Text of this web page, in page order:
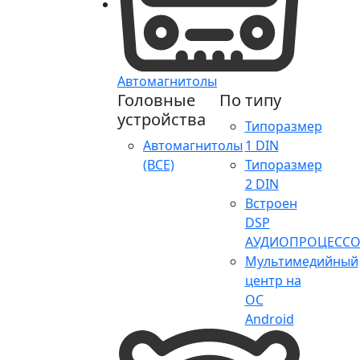
Автомагнитолы
Головные
устройства
Автомагнитолы
(ВСЕ)
По типу
Типоразмер
1 DIN
Типоразмер
2 DIN
Встроен
DSP
Мультимедийный
центр на
ОС
Android